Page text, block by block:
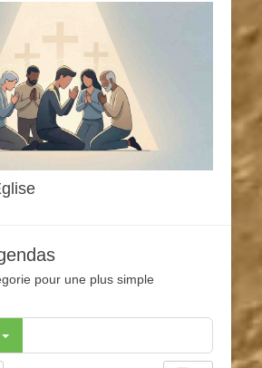
pour une plus simple